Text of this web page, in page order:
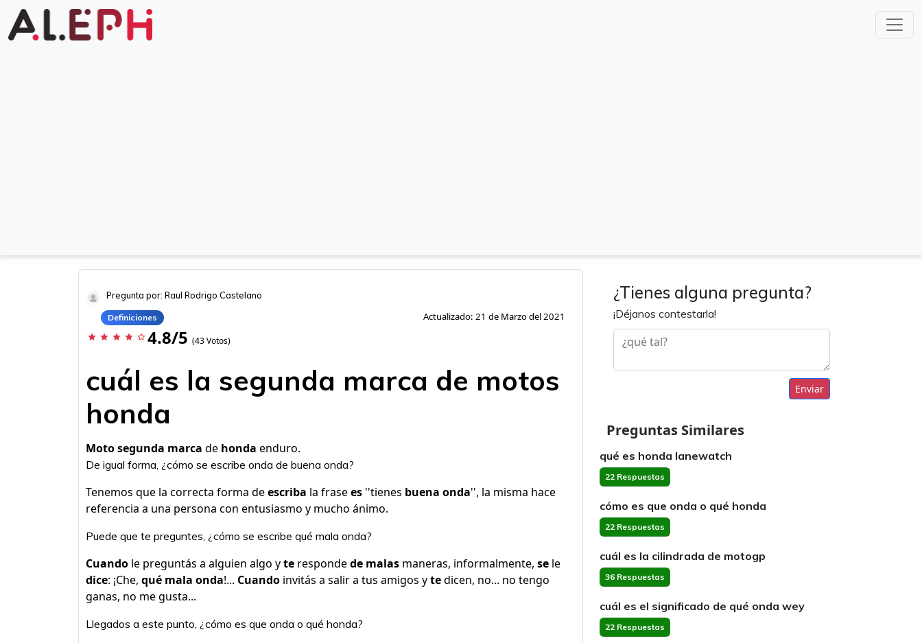
Pregunta por: Raul Rodrigo Castelano
Definiciones Actualizado: 21 de Marzo del 2021
star star star star star_border 4.8/5 (43 Votos)
cuál es la segunda marca de motos
honda
Moto segunda marca de honda enduro.
De igual forma, ¿cómo se escribe onda de buena onda?
Tenemos que la correcta forma deescriba la frasees ''tienes buena onda'', la misma hace
referencia a una persona con entusiasmo y mucho ánimo.
Puede que te preguntes, ¿cómo se escribe qué mala onda?
Cuando le preguntás a alguien algo yte respondede malas maneras, informalmente, se le
dice: ¡Che, qué mala onda!... Cuando invitás a salir a tus amigos ytedicen, no... no tengo
ganas, no me gusta...
Llegados a este punto, ¿cómo es que onda o qué honda?
¿Tienes alguna pregunta?
¡Déjanos contestarla!
Enviar
Preguntas Similares
qué es honda lanewatch
22 Respuestas
cómo es que onda o qué honda
22 Respuestas
cuál es la cilindrada de motogp
36 Respuestas
cuál es el significado de qué onda wey
22 Respuestas